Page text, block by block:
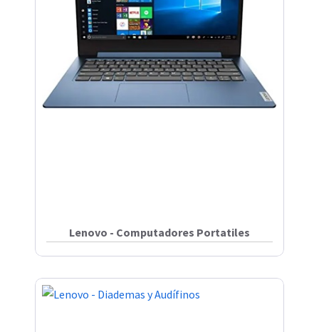
Lenovo - Computadores Portatiles